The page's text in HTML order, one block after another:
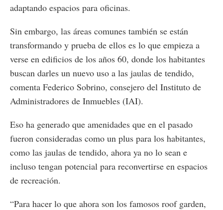
adaptando espacios para oficinas.
Sin embargo, las áreas comunes también se están
transformando y prueba de ellos es lo que empieza a
verse en edificios de los años 60, donde los habitantes
buscan darles un nuevo uso a las jaulas de tendido,
comenta Federico Sobrino, consejero del Instituto de
Administradores de Inmuebles (IAI).
Eso ha generado que amenidades que en el pasado
fueron consideradas como un plus para los habitantes,
como las jaulas de tendido, ahora ya no lo sean e
incluso tengan potencial para reconvertirse en espacios
de recreación.
“Para hacer lo que ahora son los famosos roof garden,